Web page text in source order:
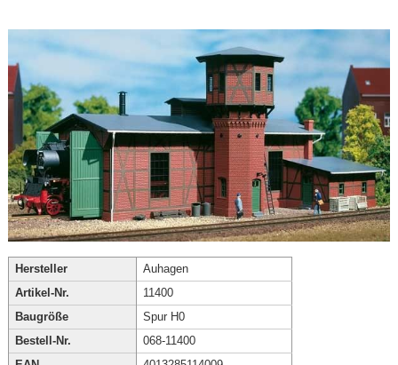
Hersteller
Auhagen
Artikel-Nr.
11400
Baugröße
Spur H0
Bestell-Nr.
068-11400